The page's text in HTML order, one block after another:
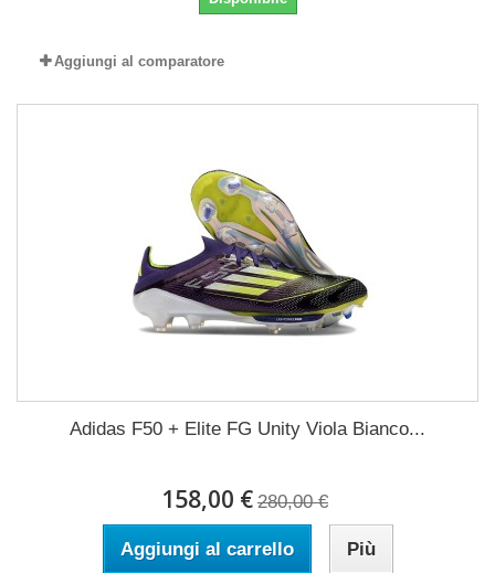
Aggiungi al comparatore
Adidas F50 + Elite FG Unity Viola Bianco...
158,00 € 280,00 €
Aggiungi al carrello Più